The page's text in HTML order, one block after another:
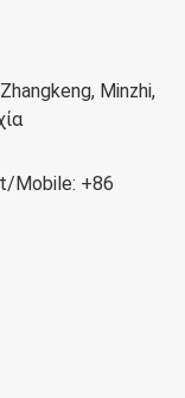
Minzhi,
Mobile: +86